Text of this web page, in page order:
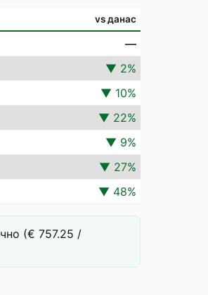
vs данас
—
▼ 2%
▼ 10%
▼ 22%
▼ 9%
▼ 27%
▼ 48%
(€ 757.25 /